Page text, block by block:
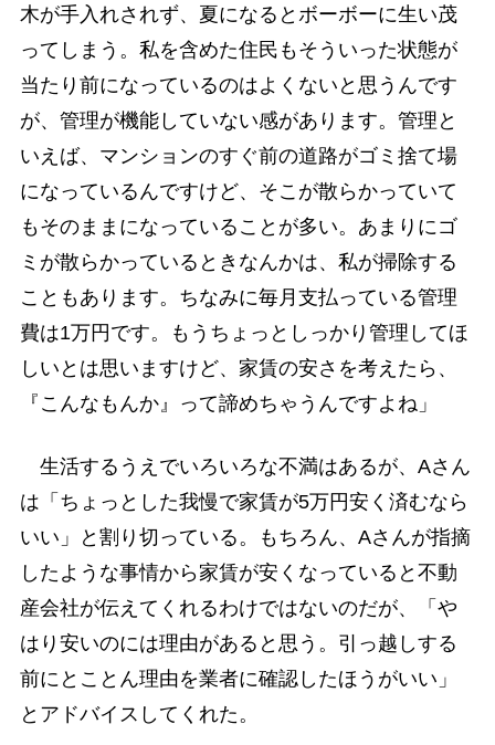
木が手入れされず、夏になるとボーボーに生い茂
ってしまう。私を含めた住民もそういった状態が
当たり前になっているのはよくないと思うんです
が、管理が機能していない感があります。管理と
いえば、マンションのすぐ前の道路がゴミ捨て場
になっているんですけど、そこが散らかっていて
もそのままになっていることが多い。あまりにゴ
ミが散らかっているときなんかは、私が掃除する
こともあります。ちなみに毎月支払っている管理
費は1万円です。もうちょっとしっかり管理してほ
しいとは思いますけど、家賃の安さを考えたら、
『こんなもんか』って諦めちゃうんですよね」
生活するうえでいろいろな不満はあるが、Aさん
は「ちょっとした我慢で家賃が5万円安く済むなら
いい」と割り切っている。もちろん、Aさんが指摘
したような事情から家賃が安くなっていると不動
産会社が伝えてくれるわけではないのだが、「や
はり安いのには理由があると思う。引っ越しする
前にとことん理由を業者に確認したほうがいい」
とアドバイスしてくれた。